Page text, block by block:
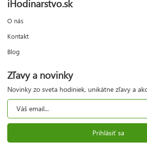
O nás
Kontakt
Blog
Zľavy a novinky
Novinky zo sveta hodiniek, unikátne zľavy a
Prihlásiť sa